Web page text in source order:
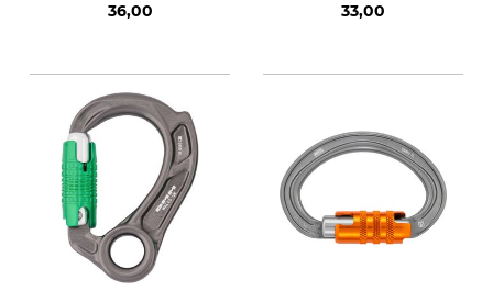
36,00
33,00